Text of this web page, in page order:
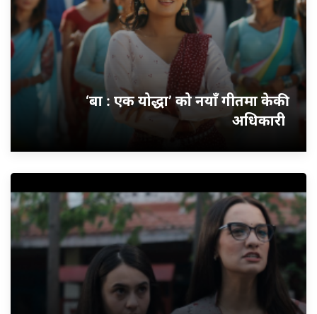
‘बा : एक योद्धा’ को नयाँ गीतमा केकी
अधिकारी